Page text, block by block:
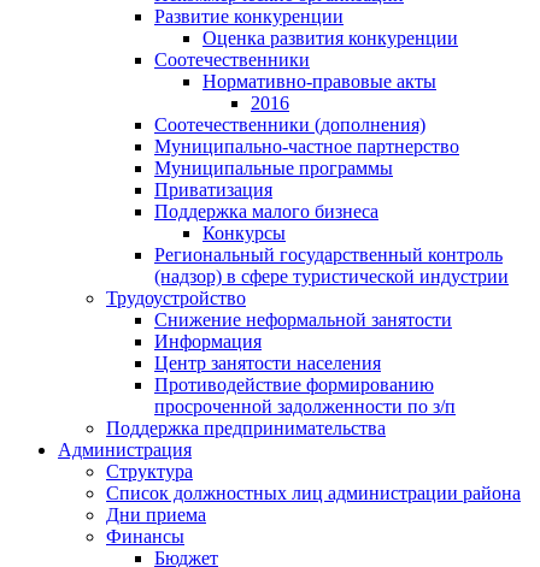
Развитие конкуренции
Оценка развития конкуренции
Соотечественники
Нормативно-правовые акты
2016
Соотечественники (дополнения)
Муниципально-частное партнерство
Муниципальные программы
Приватизация
Поддержка малого бизнеса
Конкурсы
Региональный государственный контроль
(надзор) в сфере туристической индустрии
Трудоустройство
Снижение неформальной занятости
Информация
Центр занятости населения
Противодействие формированию
просроченной задолженности по з/п
Поддержка предпринимательства
Администрация
Структура
Список должностных лиц администрации района
Дни приема
Финансы
Бюджет